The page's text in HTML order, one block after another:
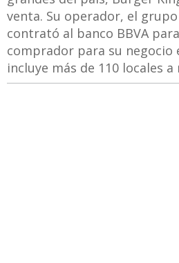
venta. Su operador, el
contrató al banco BBVA
comprador para su negocio
incluye más de 110 locales